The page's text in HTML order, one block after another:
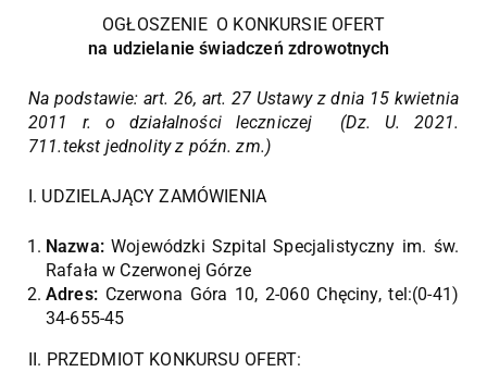
OGŁOSZENIE O KONKURSIE OFERT
na udzielanie świadczeń zdrowotnych
Na podstawie: art. 26, art. 27 Ustawy z dnia 15 kwietnia
2011 r. o działalności leczniczej (Dz. U. 2021.
711.tekst jednolity z późn. zm.)
I. UDZIELAJĄCY ZAMÓWIENIA
Nazwa:Wojewódzki Szpital Specjalistyczny im. św.
Rafała w Czerwonej Górze
Adres:Czerwona Góra 10, 2-060 Chęciny, tel:(0-41)
34-655-45
II. PRZEDMIOT KONKURSU OFERT: